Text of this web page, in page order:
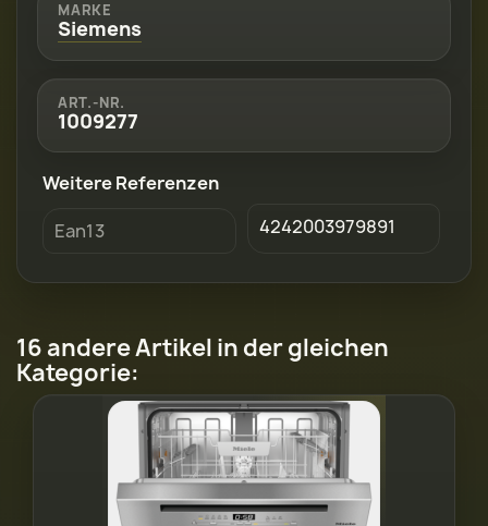
MARKE
Siemens
ART.-NR.
1009277
Weitere Referenzen
Ean13
4242003979891
16 andere Artikel in der gleichen
Kategorie: